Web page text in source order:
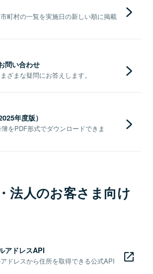
町村の一覧を実施日の新しい順に掲載
問い合わせ
ざまな疑問にお答えします。
年度版）
をPDF形式でダウンロードできま
法人のお客さま向け
アドレスAPI
ドレスから住所を取得できる公式API